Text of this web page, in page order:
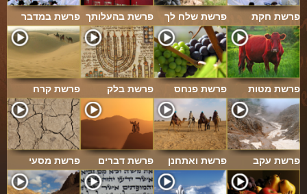
פרשת במדבר פרשת בהעלותך פרשת שלח לך פרשת חקת
פרשת קרח פרשת בלק פרשת פנחס פרשת מטות
פרשת מסעי פרשת דברים פרשת ואתחנן פרשת עקב